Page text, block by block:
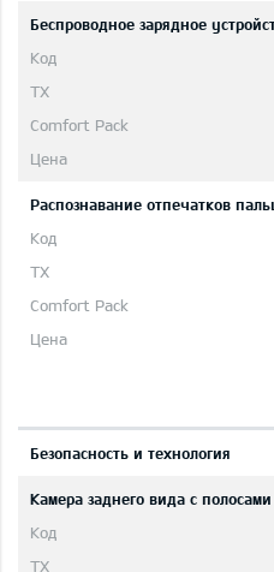
Беспроводное зарядное
Распознавание отпечатков
Безопасность и технология
Камера заднего вида с